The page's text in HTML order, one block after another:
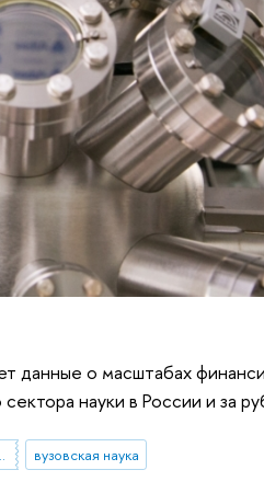
данные о масштабах
науки в России и за
инновации» вузовская наука